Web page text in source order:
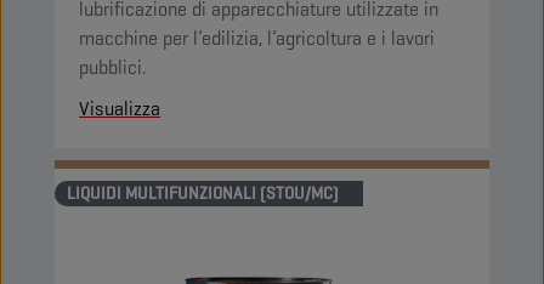
lubrificazione di apparecchiature utilizzate in
macchine per l’edilizia, l’agricoltura e i lavori
pubblici.
Visualizza
LIQUIDI MULTIFUNZIONALI (STOU/MC)